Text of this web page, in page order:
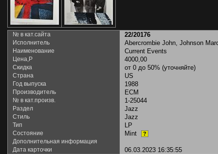
№ в кат.сайта 22/20176
Исполнитель Abercrombie John, Johnson
Наименование Current Events
Цена,Р 4000,00
Скидка от 0 до 50% (уточняйте)
Страна US
Год выпуска 1988
Производитель ECM
№ в кат.произв. 1-25044
Раздел Jazz
Стиль Jazz
Тип LP
Состояние Mint ?
Дополнительная информация
Дата карточки
06.03.2023 16:35:55